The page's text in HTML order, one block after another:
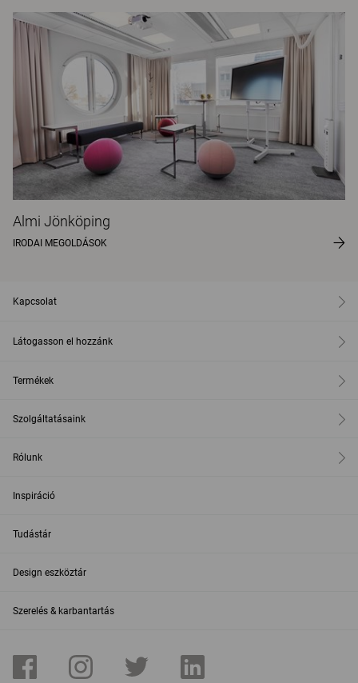
Almi Jönköping
IRODAI MEGOLDÁSOK
Kapcsolat
Látogasson el hozzánk
Termékek
Szolgáltatásaink
Rólunk
Inspiráció
Tudástár
Design eszköztár
Szerelés & karbantartás